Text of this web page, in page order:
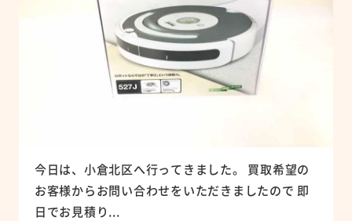
今日は、小倉北区へ行ってきました。 買取希望の
お客様からお問い合わせをいただきましたので 即
日でお見積り...